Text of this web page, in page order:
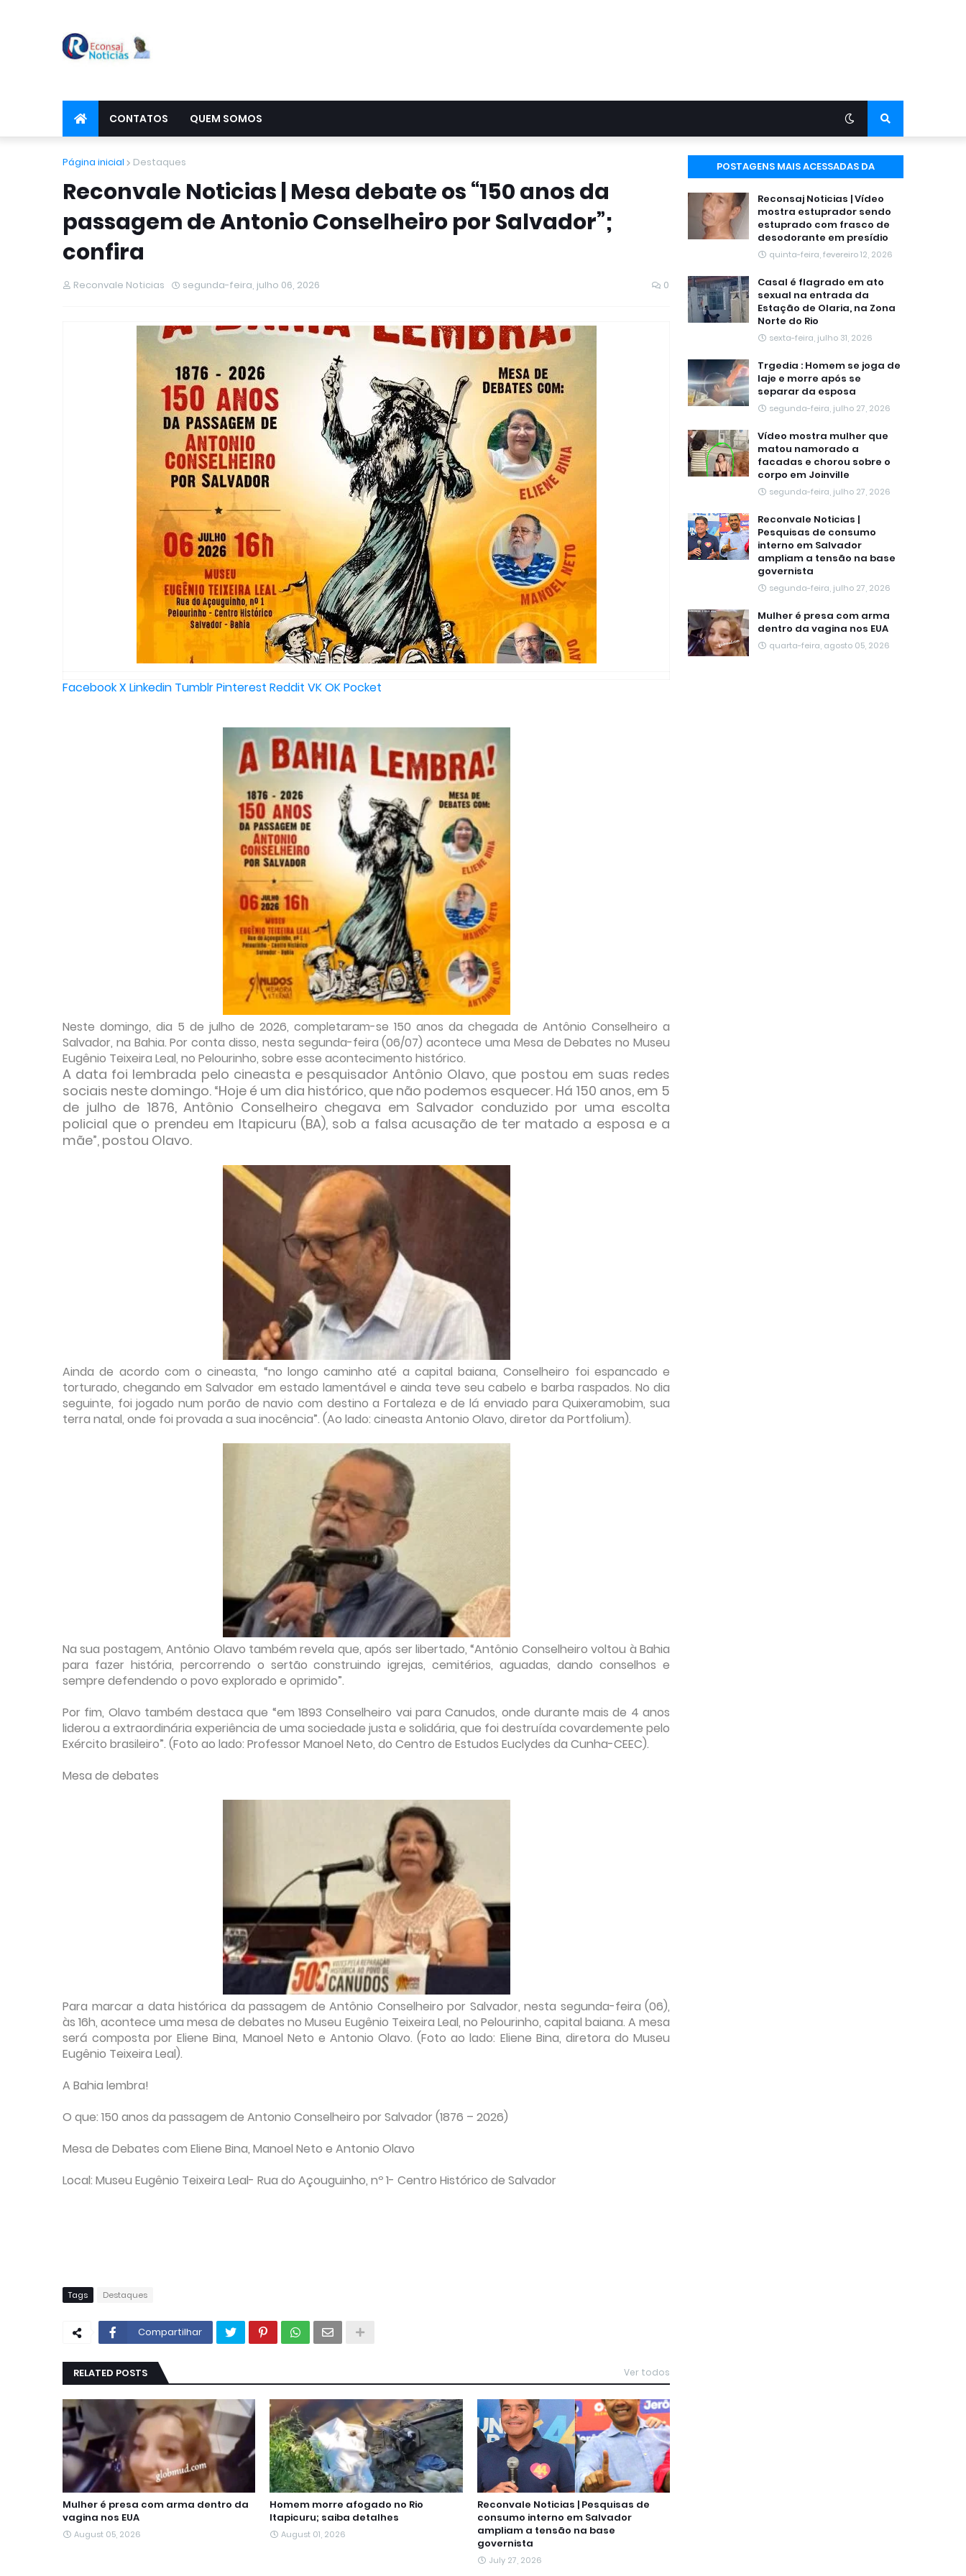
CONTATOS QUEM SOMOS
Página inicial Destaques
Reconvale Noticias | Mesa debate os “150 anos da
passagem de Antonio Conselheiro por Salvador”;
confira
Reconvale Noticias segunda-feira, julho 06, 2026 0
FacebookX Linkedin TumblrPinterest Reddit VKOKPocket
Neste domingo, dia 5 de julho de 2026, completaram-se 150 anos da chegada de Antônio Conselheiro a
Salvador, na Bahia. Por conta disso, nesta segunda-feira (06/07) acontece uma Mesa de Debates no Museu
Eugênio Teixeira Leal, no Pelourinho, sobre esse acontecimento histórico.
A data foi lembrada pelo cineasta e pesquisador Antônio Olavo, que postou em suas redes
sociais neste domingo. “Hoje é um dia histórico, que não podemos esquecer. Há 150 anos, em 5
de julho de 1876, Antônio Conselheiro chegava em Salvador conduzido por uma escolta
policial que o prendeu em Itapicuru (BA), sob a falsa acusação de ter matado a esposa e a
mãe”, postou Olavo.
Ainda de acordo com o cineasta, “no longo caminho até a capital baiana, Conselheiro foi espancado e
torturado, chegando em Salvador em estado lamentável e ainda teve seu cabelo e barba raspados. No dia
seguinte, foi jogado num porão de navio com destino a Fortaleza e de lá enviado para Quixeramobim, sua
terra natal, onde foi provada a sua inocência”. (Ao lado: cineasta Antonio Olavo, diretor da Portfolium).
Na sua postagem, Antônio Olavo também revela que, após ser libertado, “Antônio Conselheiro voltou à Bahia
para fazer história, percorrendo o sertão construindo igrejas, cemitérios, aguadas, dando conselhos e
sempre defendendo o povo explorado e oprimido”.
Por fim, Olavo também destaca que “em 1893 Conselheiro vai para Canudos, onde durante mais de 4 anos
liderou a extraordinária experiência de uma sociedade justa e solidária, que foi destruída covardemente pelo
Exército brasileiro”. (Foto ao lado: Professor Manoel Neto, do Centro de Estudos Euclydes da Cunha-CEEC).
Mesa de debates
Para marcar a data histórica da passagem de Antônio Conselheiro por Salvador, nesta segunda-feira (06),
às 16h, acontece uma mesa de debates no Museu Eugênio Teixeira Leal, no Pelourinho, capital baiana. A mesa
será composta por Eliene Bina, Manoel Neto e Antonio Olavo. (Foto ao lado: Eliene Bina, diretora do Museu
Eugênio Teixeira Leal).
A Bahia lembra!
O que: 150 anos da passagem de Antonio Conselheiro por Salvador (1876 – 2026)
Mesa de Debates com Eliene Bina, Manoel Neto e Antonio Olavo
Local: Museu Eugênio Teixeira Leal- Rua do Açouguinho, nº 1- Centro Histórico de Salvador
Tags Destaques
Compartilhar
RELATED POSTS Ver todos
Mulher é presa com arma dentro da
vagina nos EUA
August 05, 2026
Homem morre afogado no Rio
Itapicuru; saiba detalhes
August 01, 2026
Reconvale Noticias | Pesquisas de
consumo interno em Salvador
ampliam a tensão na base
governista
July 27, 2026
POSTAGENS MAIS ACESSADAS DA
Reconsaj Noticias | Vídeo
mostra estuprador sendo
estuprado com frasco de
desodorante em presídio
quinta-feira, fevereiro 12, 2026
Casal é flagrado em ato
sexual na entrada da
Estação de Olaria, na Zona
Norte do Rio
sexta-feira, julho 31, 2026
Trgedia : Homem se joga de
laje e morre após se
separar da esposa
segunda-feira, julho 27, 2026
Vídeo mostra mulher que
matou namorado a
facadas e chorou sobre o
corpo em Joinville
segunda-feira, julho 27, 2026
Reconvale Noticias |
Pesquisas de consumo
interno em Salvador
ampliam a tensão na base
governista
segunda-feira, julho 27, 2026
Mulher é presa com arma
dentro da vagina nos EUA
quarta-feira, agosto 05, 2026